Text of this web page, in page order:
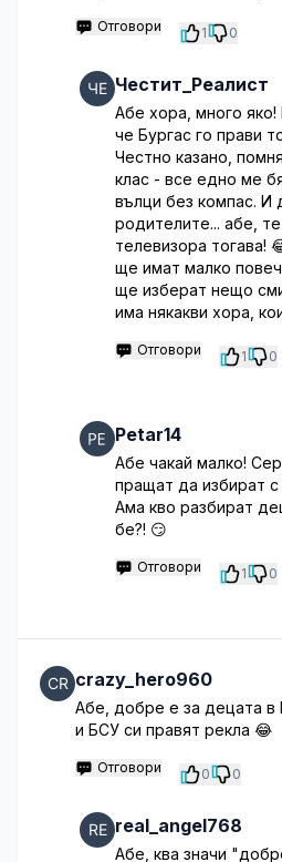
Отговори 1 0
Честит_Реалист
Абе хора, много яко!
че Бургас го прави
Честно казано,
клас - все едно ме
вълци без компас. И
родителите... абе,
телевизора тогава!
ще имат малко
ще изберат нещо
има някакви хора,
Отговори 1 0
Petar14
Абе чакай малко!
пращат да избират с
Ама кво разбират
бе?! 😏
Отговори 1 0
crazy_hero960
Абе, добре е за децата в
и БСУ си правят рекла 😂
Отговори 0 0
real_angel768
Абе, ква значи